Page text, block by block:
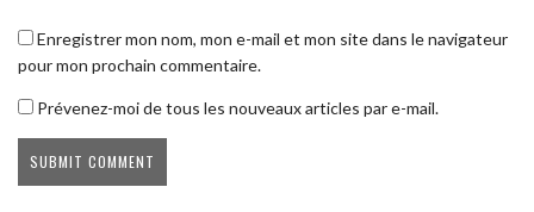
Enregistrer mon nom, mon e-mail et mon site dans le navigateur
pour mon prochain commentaire.
Prévenez-moi de tous les nouveaux articles par e-mail.